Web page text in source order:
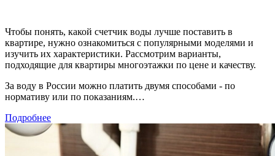
Чтобы понять, какой счетчик воды лучше поставить в
квартире, нужно ознакомиться с популярными моделями и
изучить их характеристики. Рассмотрим варианты,
подходящие для квартиры многоэтажки по цене и качеству.
За воду в России можно платить двумя способами - по
нормативу или по показаниям.…
Подробнее